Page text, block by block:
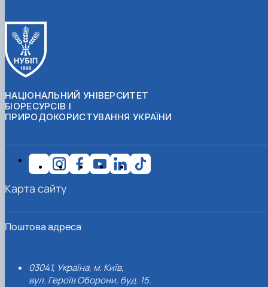
НАЦІОНАЛЬНИЙ УНІВЕРСИТЕТ
БІОРЕСУРСІВ І
ПРИРОДОКОРИСТУВАННЯ УКРАЇНИ
Поштова адреса
03041, Україна, м. Київ,
вул. Героїв Оборони, буд. 15.
Карта сайту